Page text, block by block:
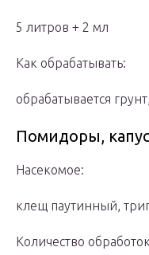
5 литров + 2 мл
Как обрабатывать:
обрабатывается
Помидоры,
Насекомое:
клещ паутинный,
Количество